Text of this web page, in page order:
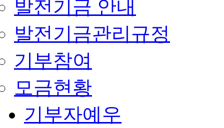
발전기금 안내
발전기금관리규정
기부참여
모금현황
기부자예우